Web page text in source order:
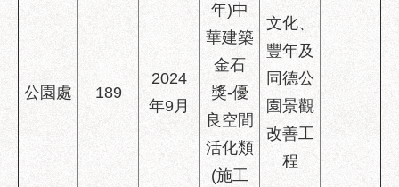
公園處 189
2024
年9月
年)中
華建築
金石
獎-優
良空間
活化類
(施工
文化、
豐年及
同德公
園景觀
改善工
程